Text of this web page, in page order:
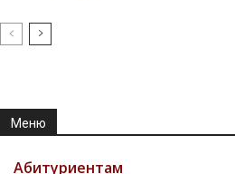
Меню
Абитуриентам